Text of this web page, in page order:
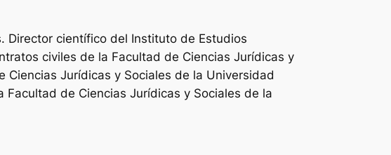
Director científico del Instituto de Estudios
civiles de la Facultad de Ciencias Jurídicas y
Jurídicas y Sociales de la Universidad
de Ciencias Jurídicas y Sociales de la